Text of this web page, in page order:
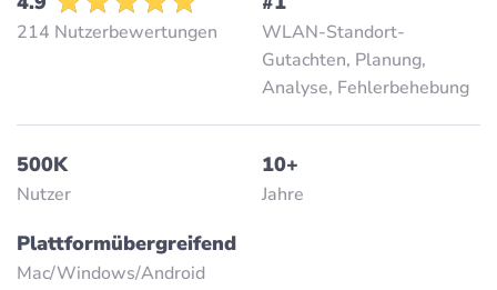
214 Nutzerbewertungen
WLAN-Standort-
Gutachten, Planung,
Analyse, Fehlerbehebung
500K
Nutzer
10+
Jahre
Plattformübergreifend
Mac/Windows/Аndroid